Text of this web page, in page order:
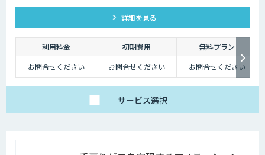
詳細を見る
利用料金 初期費用
無料プラン
お問合せください
お問合せください お問合せください
サービス選択